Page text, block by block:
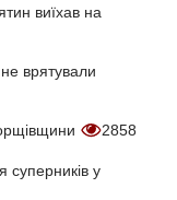
виїхав на
врятували
2858
суперників у